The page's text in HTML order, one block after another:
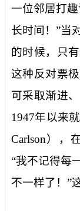
一位邻居打
长时间！”当
的时候，只
这种反对票
可采取渐进
1947年以来
Carlson），
“我不记得每
不一样了！”